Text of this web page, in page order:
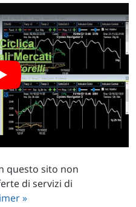
questo sito non
di servizi di
»